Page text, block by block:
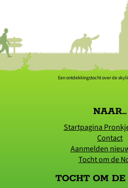
Een ontdekkingstocht over de
NAAR...
Startpagina
Contact
Aanmelden
Tocht om de
TOCHT OM DE